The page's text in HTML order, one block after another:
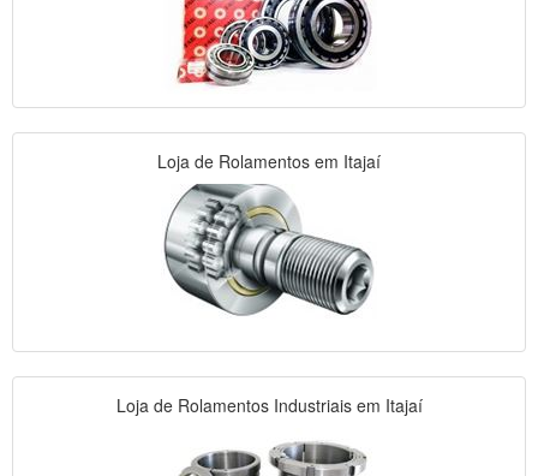
Loja de Rolamentos em Itajaí
Loja de Rolamentos Industriais em Itajaí